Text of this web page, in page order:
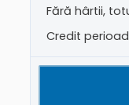
Fără hârtii,
Credit